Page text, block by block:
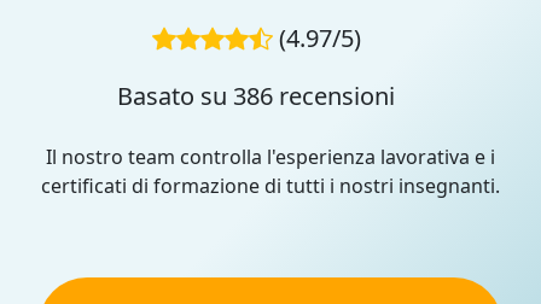
(4.97/5)
Basato su 386 recensioni
Il nostro team controlla l'esperienza lavorativa e i
certificati di formazione di tutti i nostri insegnanti.